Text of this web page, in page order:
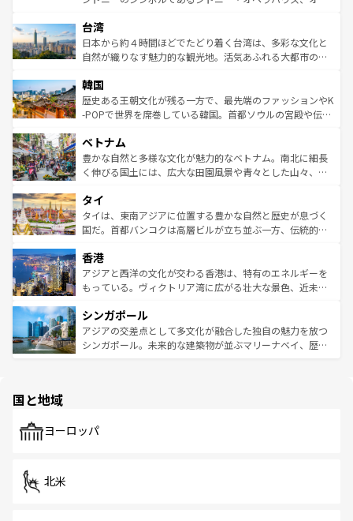
情報は
人々、おいしいローカルフードやハワイアンミュージッ
ク、伝統的なフラダンスなど、すべてがハワイの魅力を彩
っている。訪れるたびに新しい発見と感動が待っているハ
はコンテンツ一覧
リアリーフや大陸中央部にそびえるウルル（エアーズロッ
ク）、タスマニアの美しい原生林やケアンズの熱帯雨林な
ど、見どころがたくさん。また、カフェやワイン、オージ
いる。アクティビティも充実しており、サーフィンやダイ
ビング、ハイキングなど、アウトドア好きにはたまらな
い。オーストラリアの多彩な魅力を存分に味わいつくそ
参照してほしい。
台湾
日本から約４時間ほどでたどり着く台湾は、多彩な文化と
自然が織りなす魅力的な観光地。活気あふれる大都市の台
ン）、静ひつな山岳地帯である台湾東部など、都市の喧騒
と山間の静けさが共存しており、訪れる人に新しい発見と
驚きをもたらしてくれる。また、奥深い台湾の食文化も魅
容にもいいと評判のスイーツなど、バラエティ豊かな料理
が味わえる。 なお、新着の台湾情報は コンテンツ一覧を参
照してほしい。
韓国
歴史ある王朝文化が残る一方で、最先端のファッションやK
-POPで世界を席巻している韓国。首都ソウルの宮殿や伝統
き、地方に足を延ばせば四季折々の自然美を楽しむことが
できる。そして、キムチや焼肉、絶品のストリートフード
まで、さまざまな韓国料理が待っている。夜には、韓国な
リティに包まれながら、韓国の多彩な魅力を心ゆくまで味
わってみてほしい。 なお、新着の韓国情報はコンテンツ一
覧を参照してほしい。
ベトナム
豊かな自然と多様な文化が魅力的なベトナム。南北に細長
く伸びる国土には、広大な田園風景や青々とした山々、世
急速な発展と共に伝統が息づく。ハノイの古い町並みやホ
ーチミン市のフランス統治時代の建物も、独特の雰囲気を
醸し出している。また、バラエティの豊かさとおいしさで
とつ。フォーやバインミー、ベトナムコーヒーなどは、ぜ
ひ現地で味わいたい。どの地域を訪れてもあたたかい人々
が旅行者を迎えてくれるので、きっと忘れられない旅にな
参照してほしい。
タイ
タイは、東南アジアに位置する豊かな自然と歴史が息づく
国だ。首都バンコクは高層ビルが立ち並ぶ一方、伝統的な
の活気が交差している。北部ではチェンマイなどの山岳地
帯で自然と触れ合い、南部ではプーケットやクラビの美し
いビーチでリゾート気分を楽しむことができる。タイ料理
激する。気候は一年中温暖で、どの季節にも異なる楽しみ
が待っている。親しみやすいタイの人々、仏教を中心とし
た文化、そして多様な観光資源が、訪れる旅人を魅了し続
香港
アジアと西洋の文化が交わる香港は、特有のエネルギーを
もっている。ヴィクトリア湾に広がる壮大な景色、近未来
み、どこを訪れても感動するはず。観光スポットが密集し
ており、効率よく見どころを回れるのも魅力。息をのむよ
うな絶景から文化的な体験まで、香港を存分に楽しみ尽く
シンガポール
アジアの交差点として多文化が融合した独自の魅力を放つ
シンガポール。未来的な建築物が並ぶマリーナベイ、歴史
で、ホーカーズは地元の風情を楽しめる外せないスポット
国と地域
ヨーロッパ
北米